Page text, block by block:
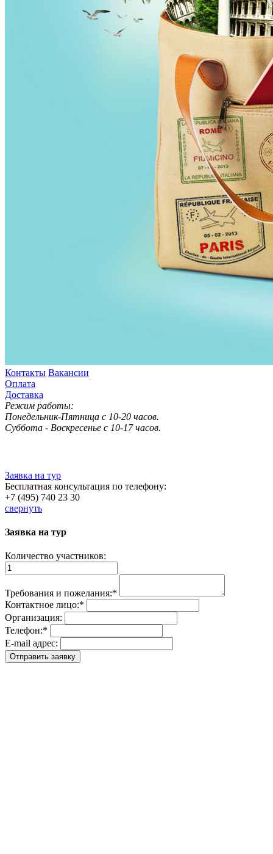
Контакты Вакансии
Оплата
Доставка
Режим работы:
Понедельник-Пятница с 10-20 часов.
Суббота - Воскресенье с 10-17 часов.
Заявка на тур
Бесплатная консультация по телефону:
+7 (495) 740 23 30
свернуть
Заявка на тур
Количество участников:
Требования и пожелания:*
Контактное лицо:*
Организация:
Телефон:*
E-mail адрес: